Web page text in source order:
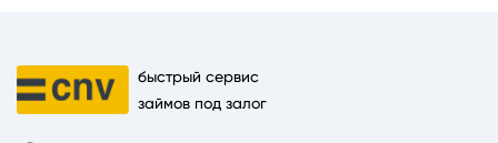
быстрый сервис
займов под залог